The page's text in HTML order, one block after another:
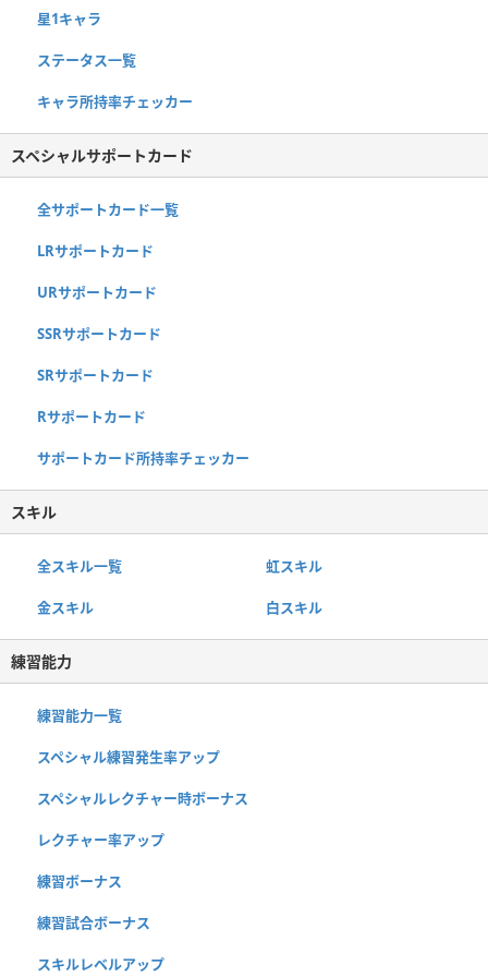
星1キャラ
ステータス一覧
キャラ所持率チェッカー
スペシャルサポートカード
全サポートカード一覧
LRサポートカード
URサポートカード
SSRサポートカード
SRサポートカード
Rサポートカード
サポートカード所持率チェッカー
スキル
全スキル一覧 虹スキル
金スキル 白スキル
練習能力
練習能力一覧
スペシャル練習発生率アップ
スペシャルレクチャー時ボーナス
レクチャー率アップ
練習ボーナス
練習試合ボーナス
スキルレベルアップ